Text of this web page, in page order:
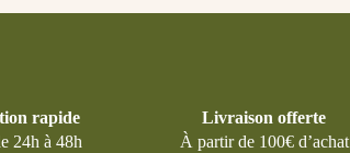
rapide
24h à 48h
Livraison offerte
À partir de 100€ d’achat